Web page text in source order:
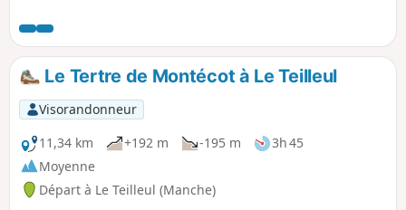
enfoncez dans les méandres des
chemins ombragés le long de la vallée
de la Futaie.
Le Tertre de Montécot à Le Teilleul
Visorandonneur
11,34 km
+192 m -195 m
3h 45
Moyenne
Départ à Le Teilleul (Manche)